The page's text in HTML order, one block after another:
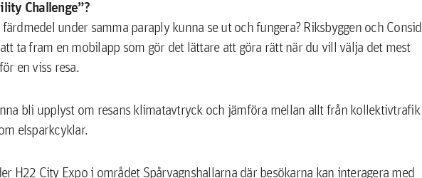
Challenge”?
under samma paraply kunna se ut och fungera? Riksbyggen och Consid
ta fram en mobilapp som gör det lättare att göra rätt när du vill välja det mest
en viss resa.
bli upplyst om resans klimatavtryck och jämföra mellan allt från kollektivtrafik
elsparkcyklar.
H22 City Expo i området Spårvagnshallarna där besökarna kan interagera med